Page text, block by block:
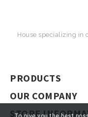
House specializing in
PRODUCTS
OUR COMPANY
STORE